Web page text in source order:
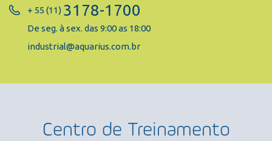
+ 55 (11) 3178-1700
De seg. à sex. das 9:00 as 18:00
industrial@aquarius.com.br
Centro de Treinamento